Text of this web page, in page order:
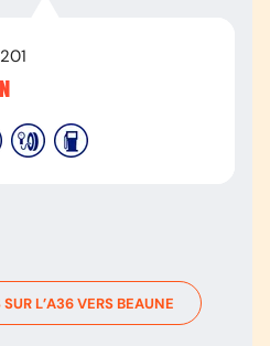
201
L’A36VERS BEAUNE